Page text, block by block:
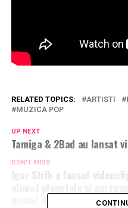
RELATED TOPICS: ARTISTI
MUZICA POP
UP NEXT
Tamiga & 2Bad au lansat
DON'T MISS
Igor Strib a lansat
gustul nostru”